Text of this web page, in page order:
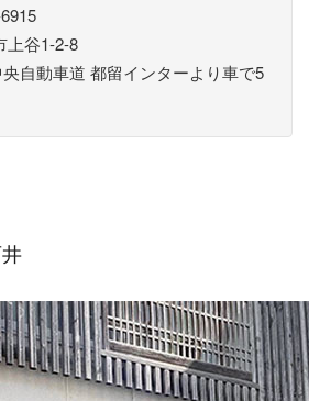
上谷1-2-8
自動車道 都留インターより車で5